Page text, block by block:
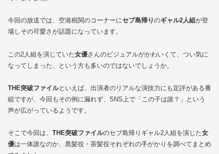
今回の放送では、空港税関のコーナーにセブ島帰りのギャル2人組が登
場しその可愛さが話題になっています。
この2人組を演じていた女優さんのビジュアルがかわいくて、つい気に
なってしまった、という方も多いのではないでしょうか。
THE突破ファイルといえば、出演者のリアルな演技力にも定評がある番
組ですが、今回もその例に漏れず、SNS上で「この子は誰？」という
声が広がっているようです。
そこで今回は、 THE突破ファイルのセブ島帰りギャル2人組を演じた女
優は一体誰なのか、黒髪役・茶髪役それぞれの手がかりを調べてまとめ